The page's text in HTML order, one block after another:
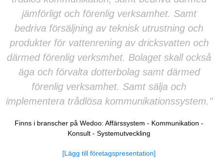
jämförligt och förenlig verksamhet. Samt
bedriva försäljning av teknisk utrustning och
produkter för vattenrening av dricksvatten och
därmed förenlig verksmhet. Bolaget skall också
äga och förvalta dotterbolag samt därmed
förenlig verksamhet. Samt sälja och
implementera trådlösa kommunikationssystem."
Finns i branscher på Wedoo: Affärssystem - Kommunikation -
Konsult - Systemutveckling
[Lägg till företagspresentation]